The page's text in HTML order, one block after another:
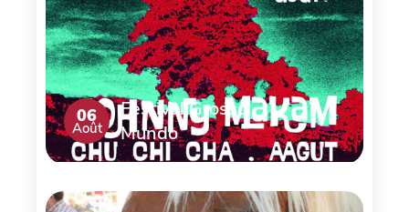
06
Août
Festival Grosso
Mundo